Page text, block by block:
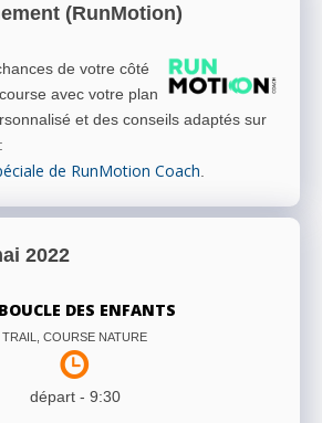
(RunMotion)
de votre côté
avec votre plan
et des conseils adaptés sur
:
de RunMotion Coach
2022
DES ENFANTS
TRAIL, COURSE NATURE
départ - 9:30